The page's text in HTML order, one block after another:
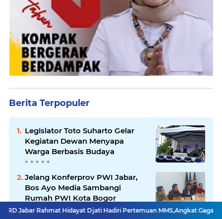
Berita Terpopuler
Legislator Toto Suharto Gelar
Kegiatan Dewan Menyapa
Warga Berbasis Budaya
Jelang Konferprov PWI Jabar,
Bos Ayo Media Sambangi
Rumah PWI Kota Bogor
Hidayat Djati Hadiri Pertemuan MMS,Angkat Gagasan Ekoregion